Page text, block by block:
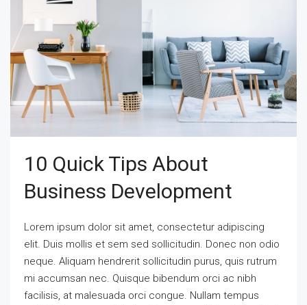
10 Quick Tips About
Business Development
Lorem ipsum dolor sit amet, consectetur adipiscing
elit. Duis mollis et sem sed sollicitudin. Donec non odio
neque. Aliquam hendrerit sollicitudin purus, quis rutrum
mi accumsan nec. Quisque bibendum orci ac nibh
facilisis, at malesuada orci congue. Nullam tempus